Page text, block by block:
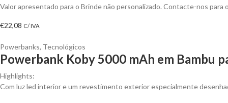
Valor apresentado para o Brinde não personalizado. Contacte-nos
€22,08 C/ IVA
Powerbanks, Tecnológicos
Powerbank Koby 5000 mAh em Bambu
Highlights:
Com luz led interior e um revestimento exterior especialmente